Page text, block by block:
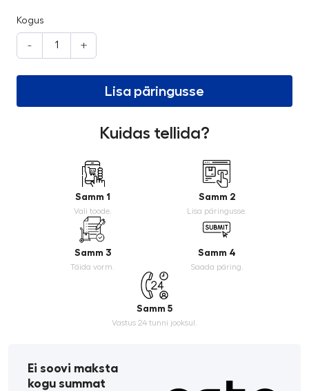
Kogus
- +
Lisa päringusse
Kuidas tellida?
Samm 1
Vali toode.
Samm 2
Lisa päringusse.
Samm 3
Täida vorm.
Samm 4
Saada päring.
Samm 5
Vastus 24 tunni jooksul.
Ei soovi maksta
kogu summat